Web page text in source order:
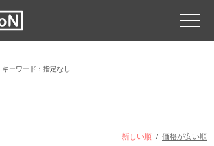
キーワード：指定なし
新しい順 / 価格が安い順